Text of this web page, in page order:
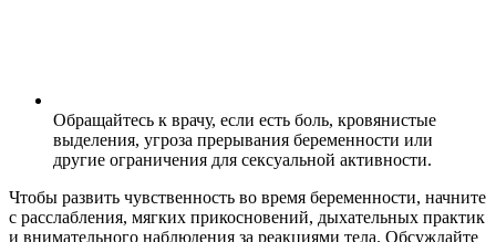
Обращайтесь к врачу, если есть боль, кровянистые
выделения, угроза прерывания беременности или
другие ограничения для сексуальной активности.
Чтобы развить чувственность во время беременности, начните
с расслабления, мягких прикосновений, дыхательных практик
и внимательного наблюдения за реакциями тела. Обсуждайте